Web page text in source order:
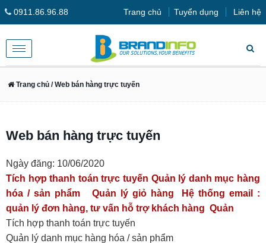
0911.86.96.88 Trang chủ Tuyển dụng Liên hệ
Toggle
navigation
Trang chủ / Web bán hàng trực tuyến
Web bán hàng trực tuyến
Ngày đăng: 10/06/2020
Tích hợp thanh toán trực tuyến Quản lý danh mục hàng
hóa / sản phẩm Quản lý giỏ hàng Hệ thống email :
quản lý đơn hàng, tư vấn hỗ trợ khách hàng Quản
Tích hợp thanh toán trực tuyến
Quản lý danh mục hàng hóa / sản phẩm